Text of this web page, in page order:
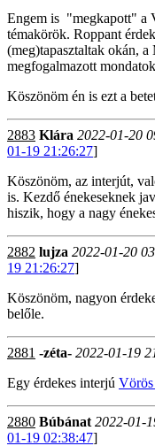
Engem is "megkapott" a
témakörök. Roppant
(meg)tapasztaltak okán, a
megfogalmazott
Köszönöm én is ezt a
2883 Klára 2022-01-20
01-19 21:26:27]
Köszönöm, az interjút,
is. Kezdő énekeseknek
hiszik, hogy a nagy
2882 lujza 2022-01-20
19 21:26:27]
Köszönöm, nagyon
belőle.
2881 -zéta- 2022-01-19
Egy érdekes interjú
2880 Búbánat 2022-01-
01-19 02:38:47]